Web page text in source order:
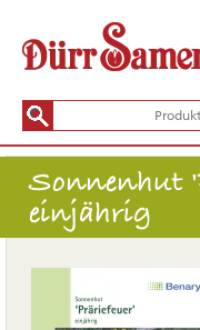
Sonnenhut
einjährig